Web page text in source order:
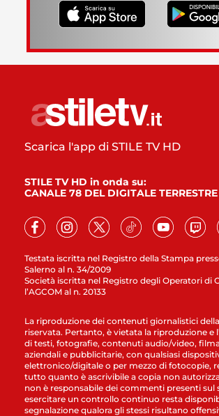
Testata iscritta nel Registro della Stampa
Salerno al n. 34/2009
Società iscritta nel Registro degli Operatori di
l’AGCOM al n. 20133
Scarica l'app di STILE TV HD
STILE TV HD in onda su:
CANALE 78 DEL DIGITALE TERRESTRE
La riproduzione dei contenuti giornalistici della
riservata. Pertanto, è vietata la riproduzione e
di testi, fotografie, contenuti audio/video,
aziendali e pubblicitarie, con qualsiasi
elettronico/digitale o per mezzo di fotocopie,
tutto quanto è ascrivibile a copia non
non è responsabile dei commenti presenti sul
esercitare un controllo continuo resta
segnalazione qualora gli stessi risultano